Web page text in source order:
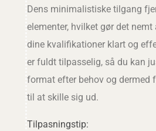
Dens minimalistiske tilgang
elementer, hvilket gør det
dine kvalifikationer klart og
er fuldt tilpasselig, så du kan
format efter behov og dermed
til at skille sig ud.
Tilpasningstip: